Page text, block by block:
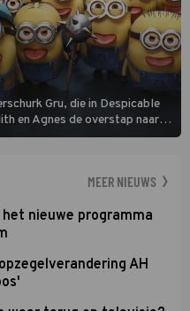
Gru, die in Despicable
en Agnes de overstap naar
pad weet te blijven.
MEER NIEUWS
nieuwe programma
AH